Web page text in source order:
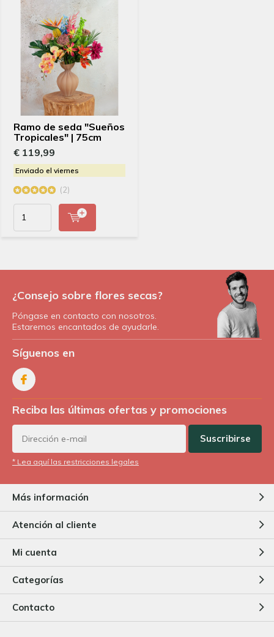
Ramo de seda "Sueños
Tropicales" | 75cm
€ 119,99
Enviado el viernes
(2)
¿Consejo sobre flores secas?
Póngase en contacto con nosotros.
Estaremos encantados de ayudarle.
Síguenos en
Reciba las últimas ofertas y promociones
Suscribirse
* Lea aquí las restricciones legales
Más información
Atención al cliente
Mi cuenta
Categorías
Contacto